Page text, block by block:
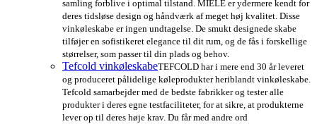
samling forblive i optimal tilstand. MIELE er ydermere kendt for
deres tidsløse design og håndværk af meget høj kvalitet. Disse
vinkøleskabe er ingen undtagelse. De smukt designede skabe
tilføjer en sofistikeret elegance til dit rum, og de fås i forskellige
størrelser, som passer til din plads og behov.
Tefcold vinkøleskabeTEFCOLD har i mere end 30 år leveret
og produceret pålidelige køleprodukter heriblandt vinkøleskabe.
Tefcold samarbejder med de bedste fabrikker og tester alle
produkter i deres egne testfaciliteter, for at sikre, at produkterne
lever op til deres høje krav. Du får med andre ord